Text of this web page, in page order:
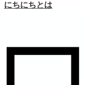
にちにちとは